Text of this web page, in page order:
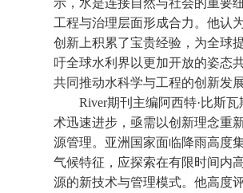
示，水是连接自然与社会的重要
工程与治理层面形成合力。他认
创新上积累了宝贵经验，为全球
吁全球水利界以更加开放的姿态
共同推动水科学与工程的创新发展
River期刊主编阿西特·比斯
术迅速进步，亟需以创新理念重
源管理。亚洲国家面临降雨高度
气候特征，应探索在有限时间内
源的新技术与管理模式。他高度